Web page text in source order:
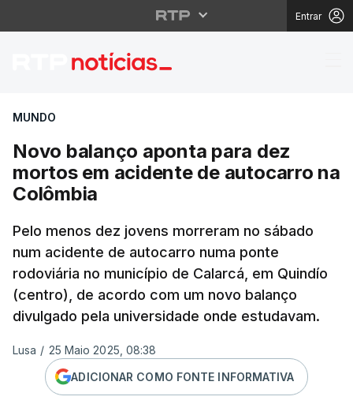
Entrar
Novo balanço aponta
MUNDO
Novo balanço aponta para dez
mortos em acidente de autocarro na
Colômbia
Pelo menos dez jovens morreram no sábado
num acidente de autocarro numa ponte
rodoviária no município de Calarcá, em Quindío
(centro), de acordo com um novo balanço
divulgado pela universidade onde estudavam.
Lusa / 25 Maio 2025, 08:38
ADICIONAR COMO FONTE INFORMATIVA